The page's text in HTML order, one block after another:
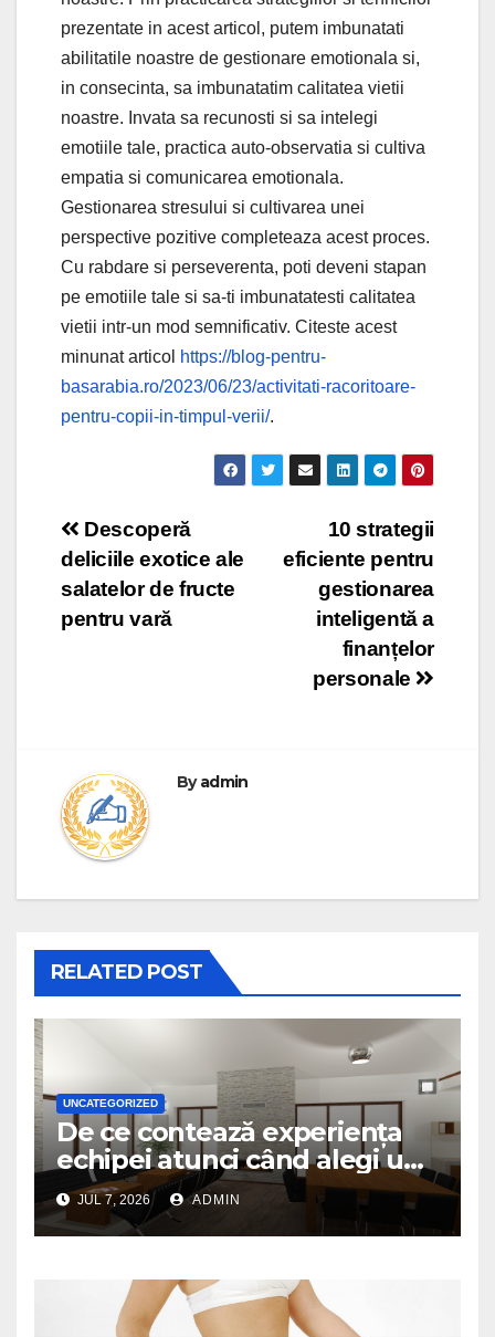
prezentate in acest articol, putem imbunatati
abilitatile noastre de gestionare emotionala si,
in consecinta, sa imbunatatim calitatea vietii
noastre. Invata sa recunosti si sa intelegi
emotiile tale, practica auto-observatia si cultiva
empatia si comunicarea emotionala.
Gestionarea stresului si cultivarea unei
perspective pozitive completeaza acest proces.
Cu rabdare si perseverenta, poti deveni stapan
pe emotiile tale si sa-ti imbunatatesti calitatea
vietii intr-un mod semnificativ. Citeste acest
minunat articol https://blog-pentru-
basarabia.ro/2023/06/23/activitati-racoritoare-
pentru-copii-in-timpul-verii/.
Post
navigation
10 strategii
eficiente pentru
gestionarea
inteligentă a
finanțelor
personale
Descoperă
deliciile exotice ale
salatelor de fructe
pentru vară
Byadmin
RELATED POST
UNCATEGORIZED
De ce contează experiența
echipei atunci când alegi un
birou de arhitectură
JUL 7, 2026 ADMIN